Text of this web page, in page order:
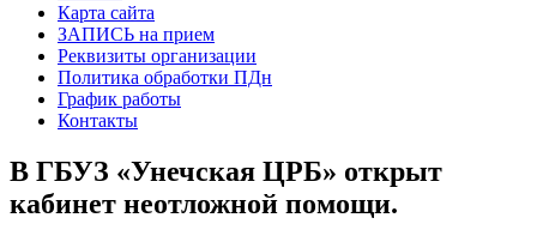
Карта сайта
ЗАПИСЬ на прием
Реквизиты организации
Политика обработки ПДн
График работы
Контакты
В ГБУЗ «Унечская ЦРБ» открыт
кабинет неотложной помощи.